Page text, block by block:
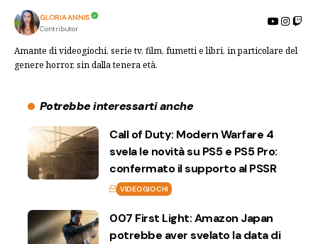
GLORIA ANNIS
Contributor
Amante di videogiochi, serie tv, film, fumetti e libri, in particolare del
genere horror, sin dalla tenera età.
Potrebbe interessarti anche
Call of Duty: Modern Warfare 4
svela le novità su PS5 e PS5 Pro:
confermato il supporto al PSSR
VIDEOGIOCHI
007 First Light: Amazon Japan
potrebbe aver svelato la data di